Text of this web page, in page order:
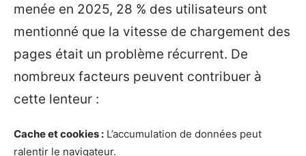
menée en 2025, 28 % des utilisateurs ont
mentionné que la vitesse de chargement des
pages était un problème récurrent. De
nombreux facteurs peuvent contribuer à
cette lenteur :
Cache et cookies : L’accumulation de données peut
ralentir le navigateur.